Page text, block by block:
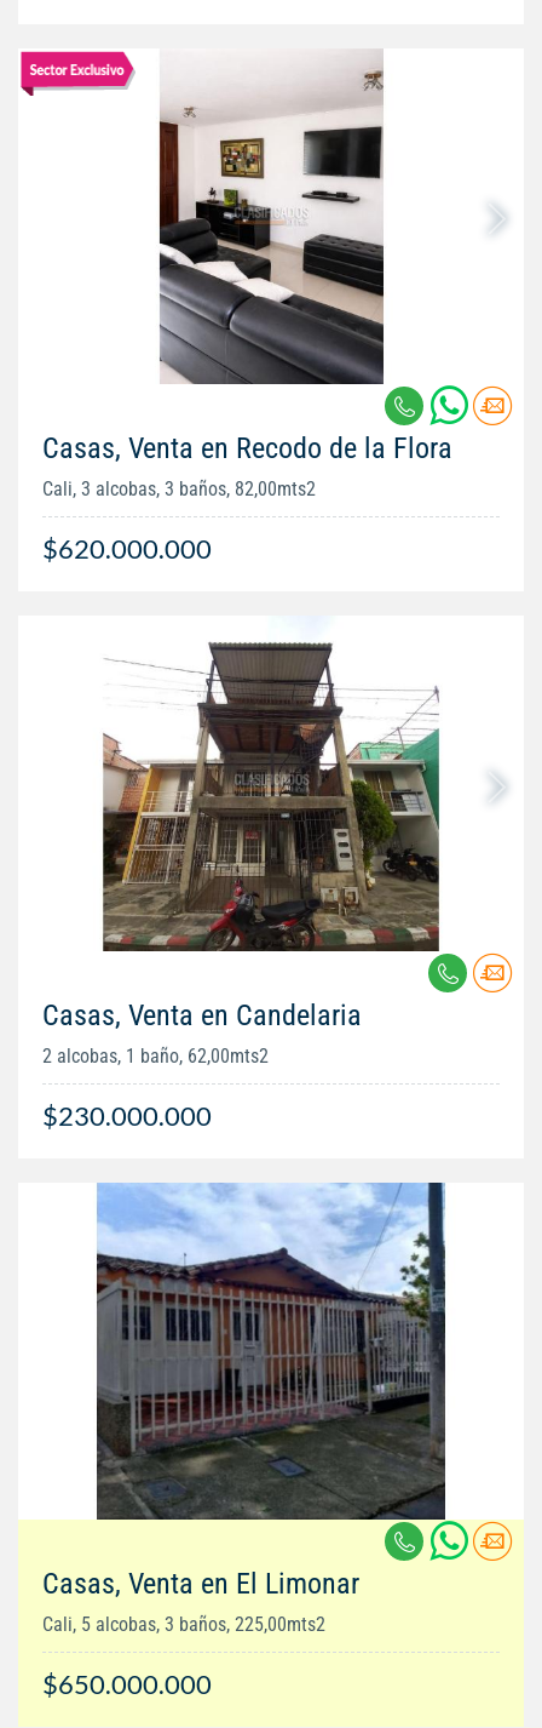
Casas, Venta en Recodo de la Flora
Cali, 3 alcobas, 3 baños, 82,00mts2
$620.000.000
Casas, Venta en Candelaria
2 alcobas, 1 baño, 62,00mts2
$230.000.000
Casas, Venta en El Limonar
Cali, 5 alcobas, 3 baños, 225,00mts2
$650.000.000